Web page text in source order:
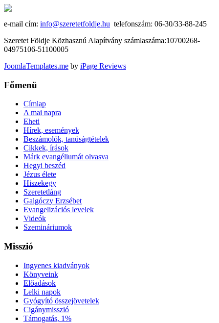
e-mail cím: info@szeretetfoldje.hu telefonszám: 06-30/33-88-245
Szeretet Földje Közhasznú Alapítvány számlaszáma:10700268-
04975106-51100005
JoomlaTemplates.me by iPage Reviews
Főmenü
Címlap
A mai napra
Eheti
Hírek, események
Beszámolók, tanúságtételek
Cikkek, írások
Márk evangéliumát olvasva
Hegyi beszéd
Jézus élete
Hiszekegy
Szeretetláng
Galgóczy Erzsébet
Evangelizációs levelek
Videók
Szemináriumok
Misszió
Ingyenes kiadványok
Könyveink
Előadások
Lelki napok
Gyógyító összejövetelek
Cigánymisszió
Támogatás, 1%